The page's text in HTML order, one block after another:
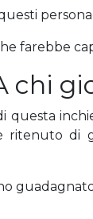
farebbe
chi
ritenuto